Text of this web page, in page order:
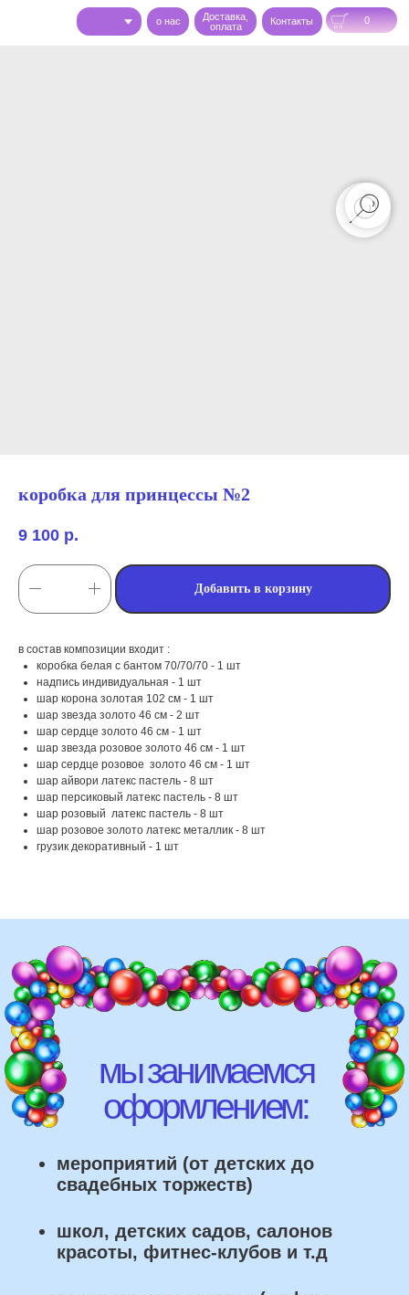
0
Доставка,
оплата
Контакты
коробка для принцессы №2
9 100 р.
Добавить в корзину
в состав композиции входит :
коробка белая с бантом 70/70/70 - 1 шт
надпись индивидуальная - 1 шт
шар корона золотая 102 см - 1 шт
шар звезда золото 46 см - 2 шт
шар сердце золото 46 см - 1 шт
шар звезда розовое золото 46 см - 1 шт
шар сердце розовое золото 46 см - 1 шт
шар айвори латекс пастель - 8 шт
шар персиковый латекс пастель - 8 шт
шар розовый латекс пастель - 8 шт
шар розовое золото латекс металлик - 8 шт
грузик декоративный - 1 шт
мероприятий (от детских до
свадебных торжеств)
мы занимаемся
оформлением: